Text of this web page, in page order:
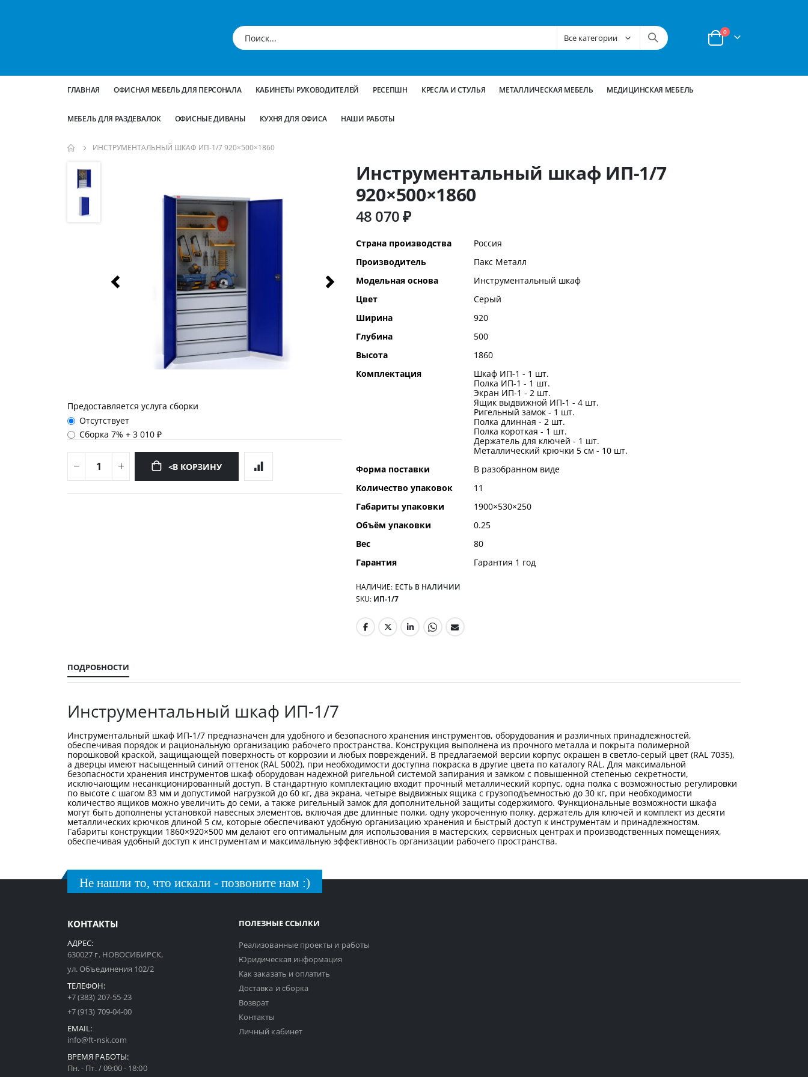
Корзина
0позиции
ГЛАВНАЯ ОФИСНАЯ МЕБЕЛЬ ДЛЯ ПЕРСОНАЛА КАБИНЕТЫ РУКОВОДИТЕЛЕЙ РЕСЕПШН КРЕСЛА И СТУЛЬЯ МЕТАЛЛИЧЕСКАЯ МЕБЕЛЬ МЕДИЦИНСКАЯ МЕБЕЛЬ
МЕБЕЛЬ ДЛЯ РАЗДЕВАЛОК ОФИСНЫЕ ДИВАНЫ КУХНЯ ДЛЯ ОФИСА НАШИ РАБОТЫ
ИНСТРУМЕНТАЛЬНЫЙ ШКАФ ИП-1/7 920×500×1860
Пропустить
перейти
галереям
изображений
Предоставляется услуга сборки
Отсутствует
Сборка 7%+3 010 ₽
<В КОРЗИНУ
Инструментальный шкаф ИП-1/7
920×500×1860
48 070 ₽
Дополнительная
информация
Страна производства
Россия
Производитель
Пакс Металл
Модельная основа
Инструментальный шкаф
Цвет
Серый
Ширина
920
Глубина
500
Высота
1860
Комплектация
Шкаф ИП-1 - 1 шт.
Полка ИП-1 - 1 шт.
Экран ИП-1 - 2 шт.
Ящик выдвижной ИП-1 - 4 шт.
Ригельный замок - 1 шт.
Полка длинная - 2 шт.
Полка короткая - 1 шт.
Держатель для ключей - 1 шт.
Металлический крючки 5 см - 10 шт.
Форма поставки
В разобранном виде
Количество упаковок
11
Габариты упаковки
1900×530×250
Объём упаковки
0.25
Вес
80
Гарантия
Гарантия 1 год
НАЛИЧИЕ: ЕСТЬ В НАЛИЧИИ
SKU ИП-1/7
ПОДРОБНОСТИ
Инструментальный шкаф ИП-1/7
Инструментальный шкаф ИП-1/7 предназначен для удобного и безопасного хранения инструментов, оборудования и различных принадлежностей,
обеспечивая порядок и рациональную организацию рабочего пространства. Конструкция выполнена из прочного металла и покрыта полимерной
порошковой краской, защищающей поверхность от коррозии и любых повреждений. В предлагаемой версии корпус окрашен в светло-серый цвет (RAL 7035),
а дверцы имеют насыщенный синий оттенок (RAL 5002), при необходимости доступна покраска в другие цвета по каталогу RAL. Для максимальной
безопасности хранения инструментов шкаф оборудован надежной ригельной системой запирания и замком с повышенной степенью секретности,
исключающим несанкционированный доступ. В стандартную комплектацию входит прочный металлический корпус, одна полка с возможностью регулировки
по высоте с шагом 83 мм и допустимой нагрузкой до 60 кг, два экрана, четыре выдвижных ящика с грузоподъемностью до 30 кг, при необходимости
количество ящиков можно увеличить до семи, а также ригельный замок для дополнительной защиты содержимого. Функциональные возможности шкафа
могут быть дополнены установкой навесных элементов, включая две длинные полки, одну укороченную полку, держатель для ключей и комплект из десяти
металлических крючков длиной 5 см, которые обеспечивают удобную организацию хранения и быстрый доступ к инструментам и принадлежностям.
Габариты конструкции 1860×920×500 мм делают его оптимальным для использования в мастерских, сервисных центрах и производственных помещениях,
обеспечивая удобный доступ к инструментам и максимальную эффективность организации рабочего пространства.
Не нашли то, что искали - позвоните нам :)
КОНТАКТЫ
АДРЕС:
630027 г. НОВОСИБИРСК,
ул. Объединения 102/2
ТЕЛЕФОН:
+7 (383) 207-55-23
+7 (913) 709-04-00
EMAIL:
info@ft-nsk.com
ВРЕМЯ РАБОТЫ:
Пн. - Пт. / 09:00 - 18:00
ПОЛЕЗНЫЕ ССЫЛКИ
Реализованные проекты и работы
Юридическая информация
Как заказать и оплатить
Доставка и сборка
Возврат
Контакты
Личный кабинет